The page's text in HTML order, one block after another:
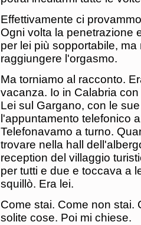
Effettivamente ci
Ogni volta la penetrazione
per lei più sopportabile,
raggiungere l'orgasmo.
Ma torniamo al racconto.
vacanza. Io in Calabria
Lei sul Gargano, con le
l'appuntamento telefonico
Telefonavamo a turno.
trovare nella hall
reception del villaggio
per tutti e due e toccava a
squillò. Era lei.
Come stai. Come non stai.
solite cose. Poi mi chiese.